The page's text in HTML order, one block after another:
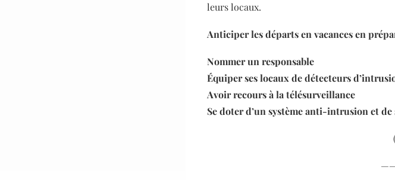
leurs locaux.
Anticiper les départs en vacances en
Nommer un responsable
Équiper ses locaux de détecteurs
Avoir recours à la télésurveillance
Se doter d’un système anti-intrusion et